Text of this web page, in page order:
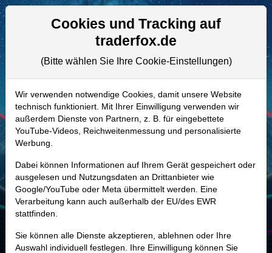
Aktien- und Artikelsuche
A3CU1G | ERAS–Erasca Aktie
Realtime-Aktienkurs:
-
-
Marktkapitalisierung 6,32 Mrd. USD
Unternehmenswert 6,13 Mrd. USD
Cookies und Tracking auf
traderfox.de
(Bitte wählen Sie Ihre Cookie-Einstellungen)
Wir verwenden notwendige Cookies, damit unsere Website
technisch funktioniert. Mit Ihrer Einwilligung verwenden wir
außerdem Dienste von Partnern, z. B. für eingebettete
YouTube-Videos, Reichweitenmessung und personalisierte
Werbung.
Dabei können Informationen auf Ihrem Gerät gespeichert oder
ausgelesen und Nutzungsdaten an Drittanbieter wie
Google/YouTube oder Meta übermittelt werden. Eine
Verarbeitung kann auch außerhalb der EU/des EWR
stattfinden.
Sie können alle Dienste akzeptieren, ablehnen oder Ihre
Auswahl individuell festlegen. Ihre Einwilligung können Sie